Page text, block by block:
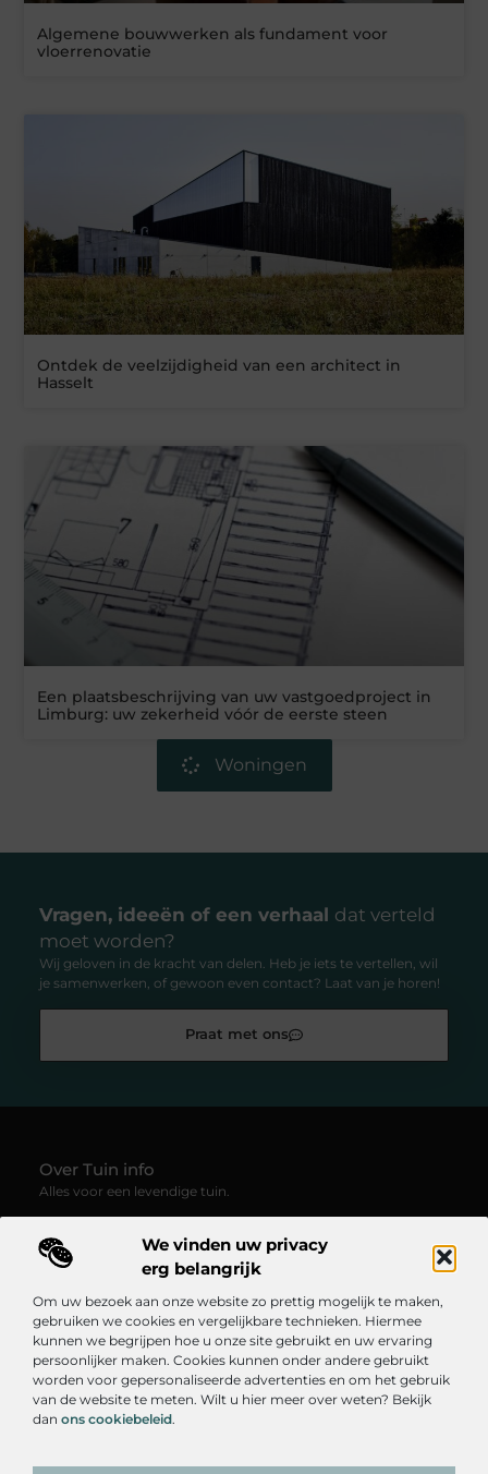
We vinden uw privacy
erg belangrijk
Om uw bezoek aan onze website zo prettig mogelijk te maken,
gebruiken we cookies en vergelijkbare technieken. Hiermee
kunnen we begrijpen hoe u onze site gebruikt en uw ervaring
persoonlijker maken. Cookies kunnen onder andere gebruikt
worden voor gepersonaliseerde advertenties en om het gebruik
van de website te meten. Wilt u hier meer over weten? Bekijk
dan ons cookiebeleid.
Algemene bouwwerken als fundament voor
vloerrenovatie
Ontdek de veelzijdigheid van een architect in
Hasselt
Een plaatsbeschrijving van uw vastgoedproject in
Limburg: uw zekerheid vóór de eerste steen
Woningen
Vragen, ideeën of een verhaal dat verteld
moet worden?
Wij geloven in de kracht van delen. Heb je iets te vertellen, wil
je samenwerken, of gewoon even contact? Laat van je horen!
Praat met ons
Over Tuin info
Alles voor een levendige tuin.
inspiratie, praktische tips en creatieve ideeën voor
tuinliefhebbers. Ontdek hoe je van elke buitenruimte een plek
Onze informatie
Bericht categorie